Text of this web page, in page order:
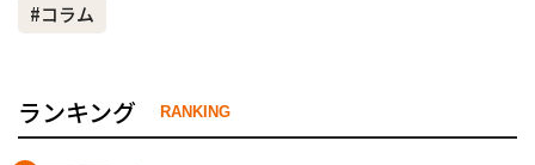
#コラム
ランキング RANKING